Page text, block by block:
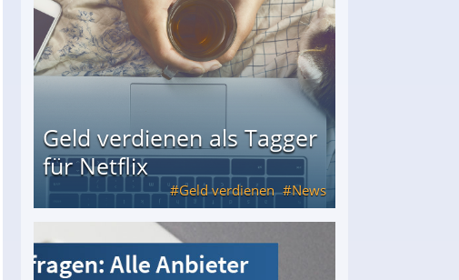
Geld verdienen als Tagger
für Netflix
Geld verdienen News